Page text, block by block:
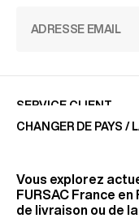
SERVICE CLIENT
CHANGER DE PAYS /
Vous explorez
FURSAC France en
de livraison ou de